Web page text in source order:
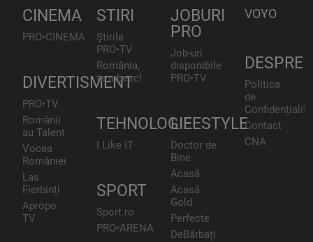
CINEMA
PRO•CINEMA
DIVERTISMENT
PRO•TV
Românii
au Talent
Vocea
României
Las
Fierbinți
Apropo
TV
STIRI
Știrile
PRO•TV
România,
te iubesc!
TEHNOLOGIE
I Like IT
SPORT
Sport.ro
PRO•ARENA
JOBURI
PRO
Job-uri
disponibile
PRO•TV
LIFESTYLE
Doctor de
Bine
Acasă
Acasă
Gold
Perfecte
DeBărbați
VOYO
DESPRE
Politica
de
Contact
CNA